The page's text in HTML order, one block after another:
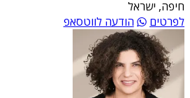
חיפה, ישראל
לפרטים
הודעה לווטסאפ